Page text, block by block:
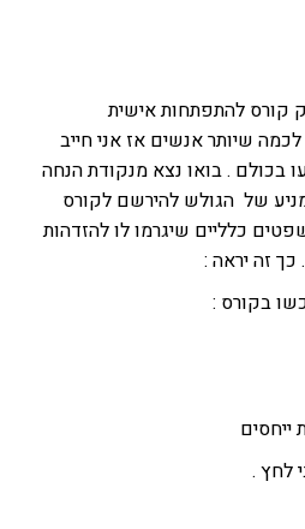
קורס להתפתחות אישית
שיותר אנשים אז אני חייב
. בואו נצא מנקודת הנחה
של הגולש להירשם לקורס
כלליים שיגרמו לו להזדהות
זה יראה :
בקורס :
ייחסים
לחץ .